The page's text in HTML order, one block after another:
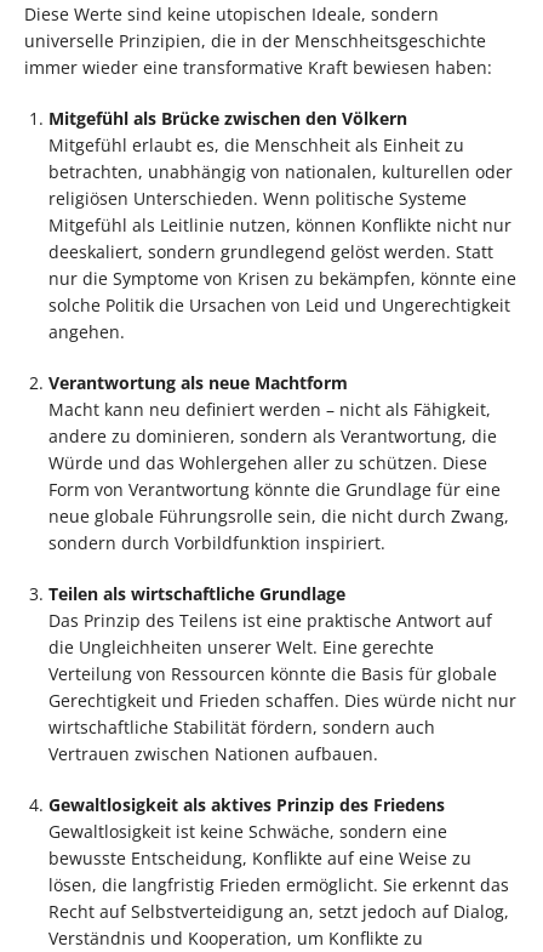
Diese Werte sind keine utopischen Ideale, sondern
universelle Prinzipien, die in der Menschheitsgeschichte
immer wieder eine transformative Kraft bewiesen haben:
Mitgefühl als Brücke zwischen den Völkern
Mitgefühl erlaubt es, die Menschheit als Einheit zu
betrachten, unabhängig von nationalen, kulturellen oder
religiösen Unterschieden. Wenn politische Systeme
Mitgefühl als Leitlinie nutzen, können Konflikte nicht nur
deeskaliert, sondern grundlegend gelöst werden. Statt
nur die Symptome von Krisen zu bekämpfen, könnte eine
solche Politik die Ursachen von Leid und Ungerechtigkeit
angehen.
Verantwortung als neue Machtform
Macht kann neu definiert werden – nicht als Fähigkeit,
andere zu dominieren, sondern als Verantwortung, die
Würde und das Wohlergehen aller zu schützen. Diese
Form von Verantwortung könnte die Grundlage für eine
neue globale Führungsrolle sein, die nicht durch Zwang,
sondern durch Vorbildfunktion inspiriert.
Teilen als wirtschaftliche Grundlage
Das Prinzip des Teilens ist eine praktische Antwort auf
die Ungleichheiten unserer Welt. Eine gerechte
Verteilung von Ressourcen könnte die Basis für globale
Gerechtigkeit und Frieden schaffen. Dies würde nicht nur
wirtschaftliche Stabilität fördern, sondern auch
Vertrauen zwischen Nationen aufbauen.
Gewaltlosigkeit als aktives Prinzip des Friedens
Gewaltlosigkeit ist keine Schwäche, sondern eine
bewusste Entscheidung, Konflikte auf eine Weise zu
lösen, die langfristig Frieden ermöglicht. Sie erkennt das
Recht auf Selbstverteidigung an, setzt jedoch auf Dialog,
Verständnis und Kooperation, um Konflikte zu